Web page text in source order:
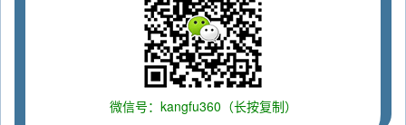
微信号：kangfu360（长按复制）